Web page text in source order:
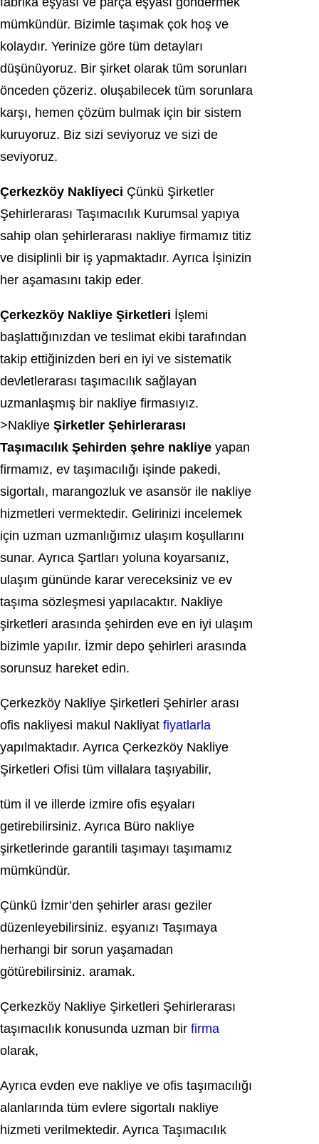
mümkündür. Bizimle taşımak çok hoş ve
kolaydır. Yerinize göre tüm detayları
düşünüyoruz. Bir şirket olarak tüm sorunları
önceden çözeriz. oluşabilecek tüm sorunlara
karşı, hemen çözüm bulmak için bir sistem
kuruyoruz. Biz sizi seviyoruz ve sizi de
seviyoruz.
Çerkezköy Nakliyeci Çünkü Şirketler
Şehirlerarası Taşımacılık Kurumsal yapıya
sahip olan şehirlerarası nakliye firmamız titiz
ve disiplinli bir iş yapmaktadır. Ayrıca İşinizin
her aşamasını takip eder.
Çerkezköy Nakliye Şirketleri İşlemi
başlattığınızdan ve teslimat ekibi tarafından
takip ettiğinizden beri en iyi ve sistematik
devletlerarası taşımacılık sağlayan
uzmanlaşmış bir nakliye firmasıyız.
>Nakliye Şirketler Şehirlerarası
Taşımacılık Şehirden şehre nakliye yapan
firmamız, ev taşımacılığı işinde pakedi,
sigortalı, marangozluk ve asansör ile nakliye
hizmetleri vermektedir. Gelirinizi incelemek
için uzman uzmanlığımız ulaşım koşullarını
sunar. Ayrıca Şartları yoluna koyarsanız,
ulaşım gününde karar vereceksiniz ve ev
taşıma sözleşmesi yapılacaktır. Nakliye
şirketleri arasında şehirden eve en iyi ulaşım
bizimle yapılır. İzmir depo şehirleri arasında
sorunsuz hareket edin.
Çerkezköy Nakliye Şirketleri Şehirler arası
ofis nakliyesi makul Nakliyat fiyatlarla
yapılmaktadır. Ayrıca Çerkezköy Nakliye
Şirketleri Ofisi tüm villalara taşıyabilir,
tüm il ve illerde izmire ofis eşyaları
getirebilirsiniz. Ayrıca Büro nakliye
şirketlerinde garantili taşımayı taşımamız
mümkündür.
Çünkü İzmir’den şehirler arası geziler
düzenleyebilirsiniz. eşyanızı Taşımaya
herhangi bir sorun yaşamadan
götürebilirsiniz. aramak.
Çerkezköy Nakliye Şirketleri Şehirlerarası
taşımacılık konusunda uzman bir firma
olarak,
Ayrıca evden eve nakliye ve ofis taşımacılığı
alanlarında tüm evlere sigortalı nakliye
hizmeti verilmektedir. Ayrıca Taşımacılık